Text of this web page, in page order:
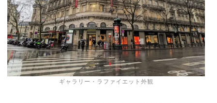
ギャラリー・ラファイエット外観